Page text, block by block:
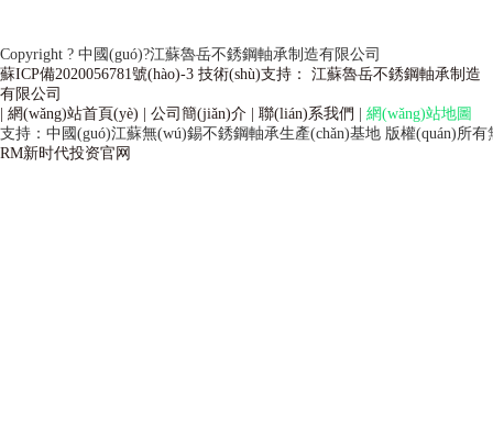
Copyright ? 中國(guó)?江蘇魯岳不銹鋼軸承制造有限公司
蘇ICP備2020056781號(hào)-3 技術(shù)支持： 江蘇魯岳不銹鋼軸承制造
有限公司
| 網(wǎng)站首頁(yè) | 公司簡(jiǎn)介 | 聯(lián)系我們 | 網(wǎng)站地圖
支持：中國(guó)江蘇無(wú)錫不銹鋼軸承生產(chǎn)基地 版權(quán)所有
RM新时代投资官网